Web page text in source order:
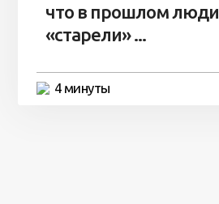
что в прошлом люди
«старели» ...
4 минуты